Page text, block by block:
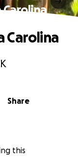
Share
Carolina
this